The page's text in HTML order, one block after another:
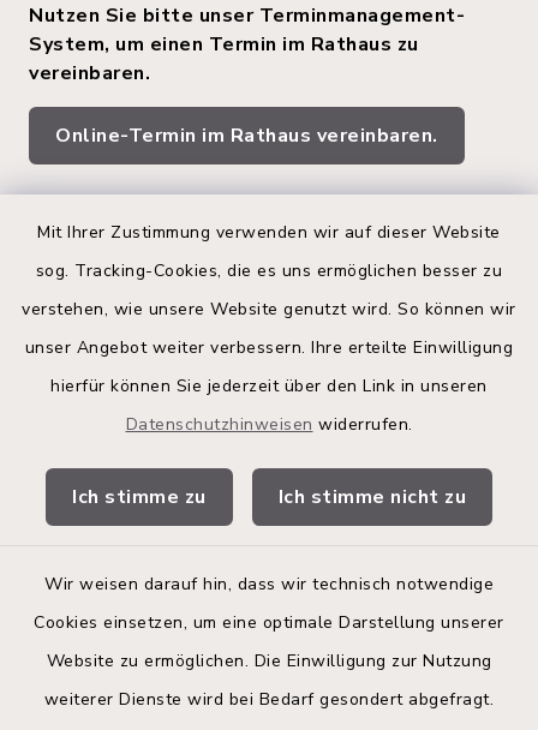
Mit Ihrer Zustimmung verwenden wir auf dieser Website
sog. Tracking-Cookies, die es uns ermöglichen besser zu
verstehen, wie unsere Website genutzt wird. So können wir
unser Angebot weiter verbessern. Ihre erteilte Einwilligung
hierfür können Sie jederzeit über den Link in unseren
Datenschutzhinweisen widerrufen.
Ich stimme zu Ich stimme nicht zu
Wir weisen darauf hin, dass wir technisch notwendige
Cookies einsetzen, um eine optimale Darstellung unserer
Website zu ermöglichen. Die Einwilligung zur Nutzung
weiterer Dienste wird bei Bedarf gesondert abgefragt.
Nutzen Sie bitte unser Terminmanagement-
System, um einen Termin im Rathaus zu
vereinbaren.
Online-Termin im Rathaus vereinbaren.
Quicklinks
Land Schleswig-Holstein
Kita-Portal
Bürgerinformationsbroschüre